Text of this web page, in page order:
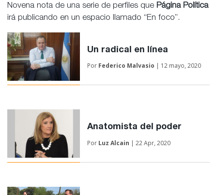
Novena nota de una serie de perfiles que Página Política
irá publicando en un espacio llamado “En foco”.
Un radical en línea
Por Federico Malvasio | 12 mayo, 2020
Anatomista del poder
Por Luz Alcain | 22 Apr, 2020